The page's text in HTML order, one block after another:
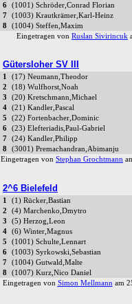
6
(1001) Schröder,Conrad Florian
7
(1003) Krautkrämer,Karl-Heinz
8
(1004) Steffen,Maxim
Eingetragen von Ruslan Sivirincuk
Gütersloher SV III
1 (17) Neumann,Theodor
2
(18) Wulfhorst,Noah
3
(20) Kretschmann,Michael
4
(21) Kandler,Pascal
5
(22) Fortenbacher,Dominic
6
(23) Elefteriadis,Paul-Gabriel
7
(24) Kandler,Philipp
8
(3001) Premachandran,Abimanju
Eingetragen von Stephan Grochtmann
2^6 Bielefeld
1 (1) Rücker,Bastian
2
(4) Marchenko,Dmytro
3
(5) Herzog,Leon
4
(6) Winter,Magnus
5
(1001) Schulte,Lennart
6
(1003) Syrkowski,Sebastian
7
(1004) Gutwald,Malte
8
(1007) Kurz,Nico Daniel
Eingetragen von Simon Mellmannam